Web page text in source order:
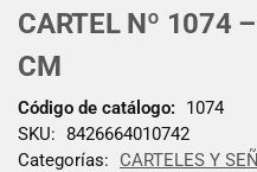
CARTEL Nº 1074
CM
Código de catálogo:
1074
SKU: 8426664010742
Categorías:
CARTELES Y